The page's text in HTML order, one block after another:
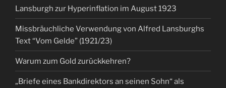
Lansburgh zur Hyperinflation im August 1923
Missbräuchliche Verwendung von Alfred Lansburghs
Text “Vom Gelde” (1921/23)
Warum zum Gold zurückkehren?
„Briefe eines Bankdirektors an seinen Sohn“ als